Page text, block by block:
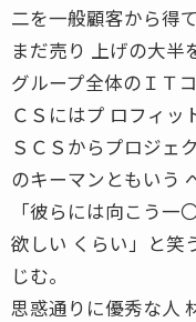
二を一般顧客から得
まだ売り 上げの大半
グループ全体のＩＴ
ＣＳにはプ ロフィッ
ＳＣＳからプロジェ
のキーマンともいう
「彼らには向こう一
欲しい くらい」と笑
じむ。
思惑通りに優秀な人